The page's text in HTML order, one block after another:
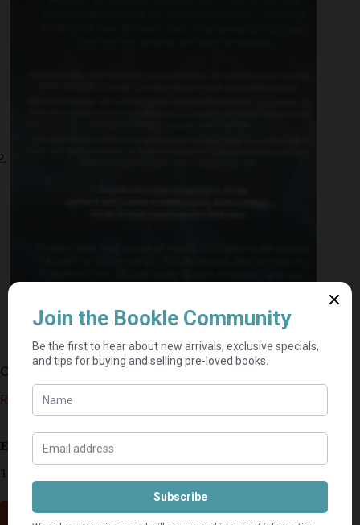
Onder Water – Henda Olivier
R 70,00
Estimated delivery: 2–9 business days
1 in stock
Add to cart